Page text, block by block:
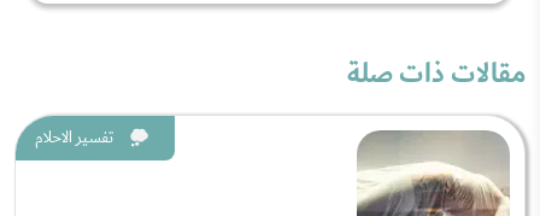
مقالات ذات صلة
تفسير الاحلام